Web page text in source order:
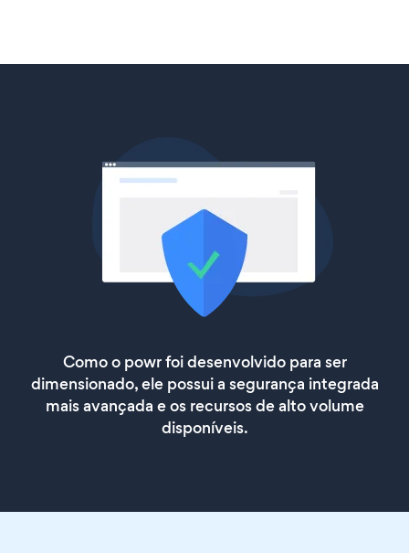
Como o powr foi desenvolvido para ser
dimensionado, ele possui a segurança integrada
mais avançada e os recursos de alto volume
disponíveis.